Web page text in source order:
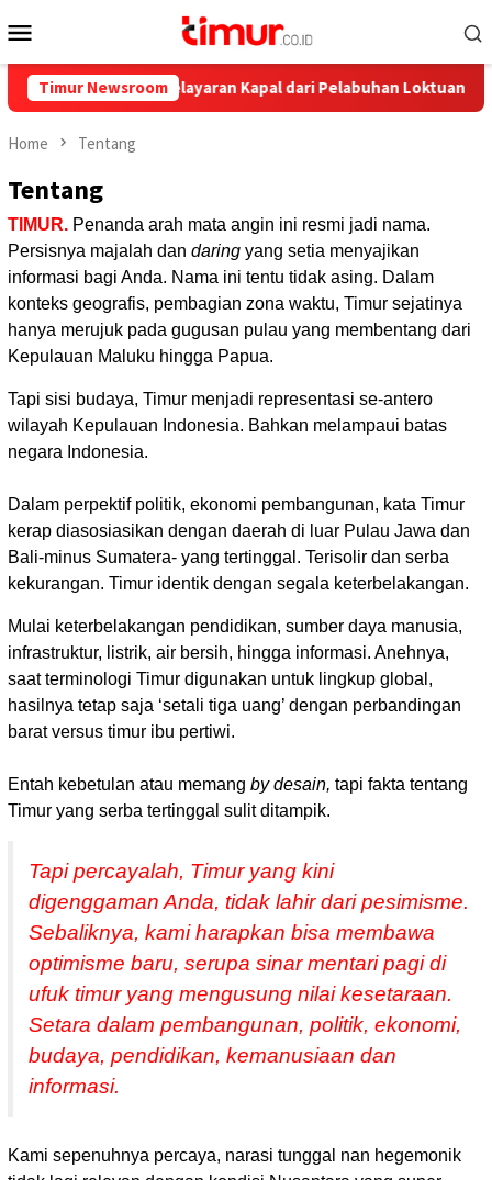
to
Menu
Timur Newsroom
Jadwalnya, Ini Pelayaran Kapal dari Pelabuhan Loktuan Selama
Home Tentang
Tentang
TIMUR. Penanda arah mata angin ini resmi jadi nama.
Persisnya majalah dan daring yang setia menyajikan
informasi bagi Anda. Nama ini tentu tidak asing. Dalam
konteks geografis, pembagian zona waktu, Timur sejatinya
hanya merujuk pada gugusan pulau yang membentang dari
Kepulauan Maluku hingga Papua.
Tapi sisi budaya, Timur menjadi representasi se-antero
wilayah Kepulauan Indonesia. Bahkan melampaui batas
negara Indonesia.
Dalam perpektif politik, ekonomi pembangunan, kata Timur
kerap diasosiasikan dengan daerah di luar Pulau Jawa dan
Bali-minus Sumatera- yang tertinggal. Terisolir dan serba
kekurangan. Timur identik dengan segala keterbelakangan.
Mulai keterbelakangan pendidikan, sumber daya manusia,
infrastruktur, listrik, air bersih, hingga informasi. Anehnya,
saat terminologi Timur digunakan untuk lingkup global,
hasilnya tetap saja ‘setali tiga uang’ dengan perbandingan
barat versus timur ibu pertiwi.
Entah kebetulan atau memang by desain, tapi fakta tentang
Timur yang serba tertinggal sulit ditampik.
Tapi percayalah, Timur yang kini
digenggaman Anda, tidak lahir dari pesimisme.
Sebaliknya, kami harapkan bisa membawa
optimisme baru, serupa sinar mentari pagi di
ufuk timur yang mengusung nilai kesetaraan.
Setara dalam pembangunan, politik, ekonomi,
budaya, pendidikan, kemanusiaan dan
informasi.
Kami sepenuhnya percaya, narasi tunggal nan hegemonik